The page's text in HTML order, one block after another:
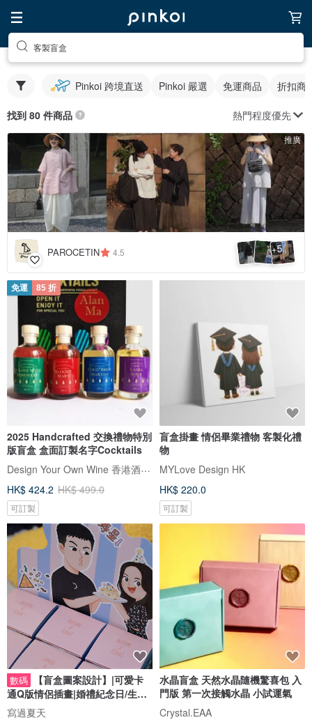
客製盲盒
Pinkoi 跨境直送 Pinkoi 嚴選 免運商品 折扣商
找到 80 件商品 熱門程度優先
推廣
PAROCETIN 4.5 +5
免運 85 折
2025 Handcrafted 交換禮物特別
版盲盒 盒面訂製名字Cocktails
Design Your Own Wine 香港酒瓶雕刻禮品專門店
HK$ 424.2 HK$ 499.0
可訂製
盲盒掛畫 情侶畢業禮物 客製化禮
物
MYLove Design HK
HK$ 220.0
可訂製
數碼
【盲盒圖案設計】|可愛卡
通Q版情侶插畫|婚禮紀念日/生日
禮物客製
寫過夏天
水晶盲盒 天然水晶隨機驚喜包 入
門版 第一次接觸水晶 小試運氣
Crystal.EAA